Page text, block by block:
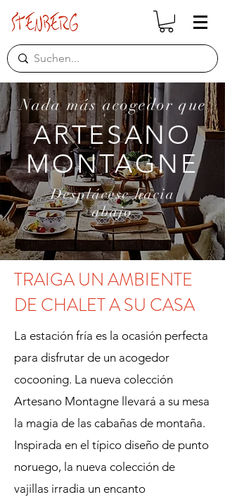
Nada más acogedor que
ARTESANO
MONTAGNE
Desplácese hacia
abajo
TRAIGA UN AMBIENTE
DE CHALET A SU CASA
La estación fría es la ocasión perfecta
para disfrutar de un acogedor
cocooning. La nueva colección
Artesano Montagne llevará a su mesa
la magia de las cabañas de montaña.
Inspirada en el típico diseño de punto
noruego, la nueva colección de
vajillas irradia un encanto